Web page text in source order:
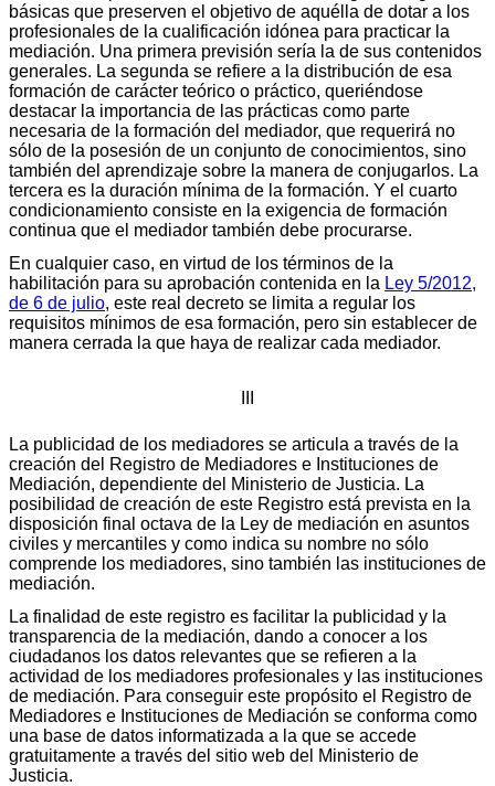
básicas que preserven el objetivo de aquélla de dotar a los
profesionales de la cualificación idónea para practicar la
mediación. Una primera previsión sería la de sus contenidos
generales. La segunda se refiere a la distribución de esa
formación de carácter teórico o práctico, queriéndose
destacar la importancia de las prácticas como parte
necesaria de la formación del mediador, que requerirá no
sólo de la posesión de un conjunto de conocimientos, sino
también del aprendizaje sobre la manera de conjugarlos. La
tercera es la duración mínima de la formación. Y el cuarto
condicionamiento consiste en la exigencia de formación
continua que el mediador también debe procurarse.
En cualquier caso, en virtud de los términos de la
habilitación para su aprobación contenida en la Ley 5/2012,
de 6 de julio, este real decreto se limita a regular los
requisitos mínimos de esa formación, pero sin establecer de
manera cerrada la que haya de realizar cada mediador.
La publicidad de los mediadores se articula a través de la
creación del Registro de Mediadores e Instituciones de
Mediación, dependiente del Ministerio de Justicia. La
posibilidad de creación de este Registro está prevista en la
disposición final octava de la Ley de mediación en asuntos
civiles y mercantiles y como indica su nombre no sólo
comprende los mediadores, sino también las instituciones de
mediación.
La finalidad de este registro es facilitar la publicidad y la
transparencia de la mediación, dando a conocer a los
ciudadanos los datos relevantes que se refieren a la
actividad de los mediadores profesionales y las instituciones
de mediación. Para conseguir este propósito el Registro de
Mediadores e Instituciones de Mediación se conforma como
una base de datos informatizada a la que se accede
gratuitamente a través del sitio web del Ministerio de
Justicia.